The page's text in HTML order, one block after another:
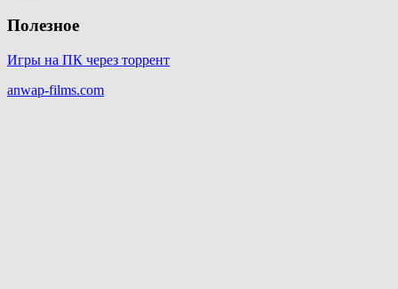
Полезное
Игры на ПК через торрент
anwap-films.com